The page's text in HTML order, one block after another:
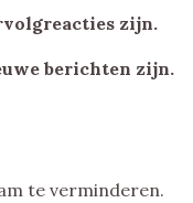
zijn.
berichten zijn.
te verminderen.